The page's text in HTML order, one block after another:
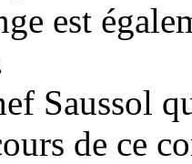
est
Saussol
de ce